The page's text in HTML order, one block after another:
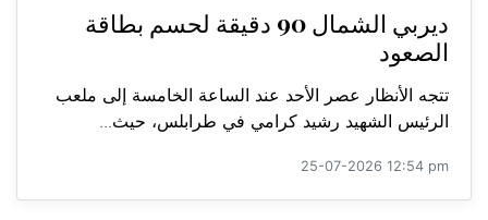
ديربي الشمال 90 دقيقة لحسم بطاقة
الصعود
تتجه الأنظار عصر الأحد عند الساعة الخامسة إلى ملعب
الرئيس الشهيد رشيد كرامي في طرابلس، حيث...
25-07-2026 12:54 pm